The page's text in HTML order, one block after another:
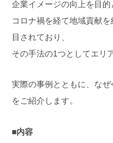
企業イメージの向上を目的
コロナ禍を経て地域貢献
目されており、
その手法の1つとしてエリ
実際の事例とともに、な
をご紹介します。
■内容